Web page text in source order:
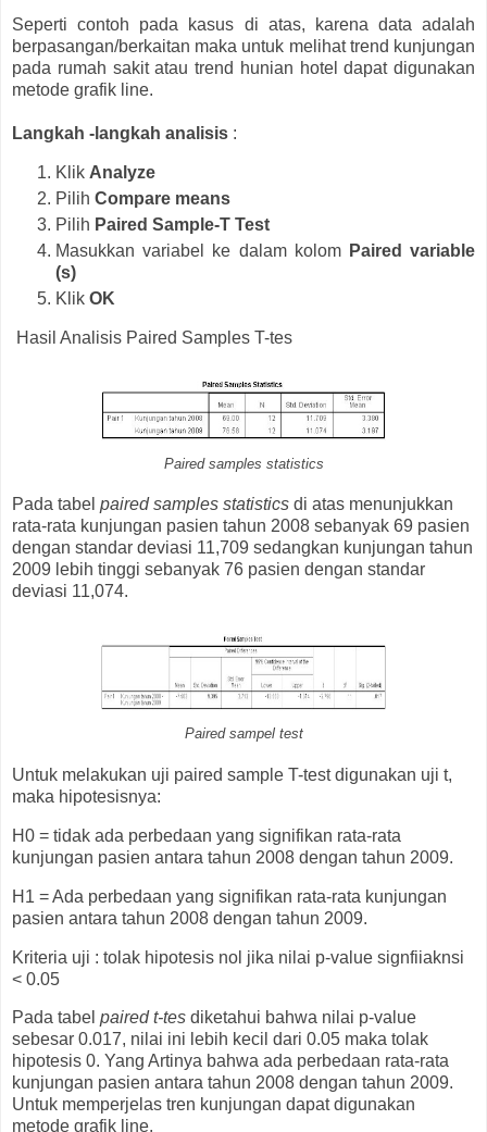
Seperti contoh pada kasus di atas, karena data adalah
berpasangan/berkaitan maka untuk melihat trend kunjungan
pada rumah sakit atau trend hunian hotel dapat digunakan
metode grafik line.
Langkah -langkah analisis :
Klik Analyze
Pilih Compare means
Pilih Paired Sample-T Test
Masukkan variabel ke dalam kolom Paired variable
(s)
Klik OK
Hasil Analisis Paired Samples T-tes
Paired samples statistics
Pada tabel paired samples statistics di atas menunjukkan
rata-rata kunjungan pasien tahun 2008 sebanyak 69 pasien
dengan standar deviasi 11,709 sedangkan kunjungan tahun
2009 lebih tinggi sebanyak 76 pasien dengan standar
deviasi 11,074.
Paired sampel test
Untuk melakukan uji paired sample T-test digunakan uji t,
maka hipotesisnya:
H0 = tidak ada perbedaan yang signifikan rata-rata
kunjungan pasien antara tahun 2008 dengan tahun 2009.
H1 = Ada perbedaan yang signifikan rata-rata kunjungan
pasien antara tahun 2008 dengan tahun 2009.
Kriteria uji : tolak hipotesis nol jika nilai p-value signfiiaknsi
< 0.05
Pada tabel paired t-tes diketahui bahwa nilai p-value
sebesar 0.017, nilai ini lebih kecil dari 0.05 maka tolak
hipotesis 0. Yang Artinya bahwa ada perbedaan rata-rata
kunjungan pasien antara tahun 2008 dengan tahun 2009.
Untuk memperjelas tren kunjungan dapat digunakan
metode grafik line.